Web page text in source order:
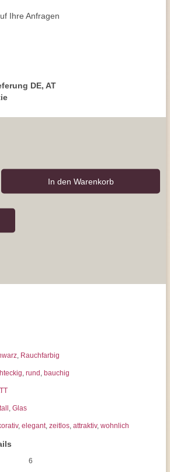
Ihre Anfragen
DE, AT
In den Warenkorb
, Rauchfarbig
, rund , bauchig
, Glas
, elegant, zeitlos, attraktiv, wohnlich
6